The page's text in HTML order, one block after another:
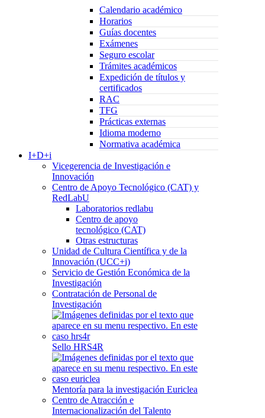
Calendario académico
Horarios
Guías docentes
Exámenes
Seguro escolar
Trámites académicos
Expedición de títulos y
certificados
RAC
TFG
Prácticas externas
Idioma moderno
Normativa académica
I+D+i
Vicegerencia de Investigación e
Innovación
Centro de Apoyo Tecnológico (CAT) y
RedLabU
Laboratorios redlabu
Centro de apoyo
tecnológico (CAT)
Otras estructuras
Unidad de Cultura Científica y de la
Innovación (UCC+i)
Servicio de Gestión Económica de la
Investigación
Contratación de Personal de
Investigación
Sello HRS4R
Mentoría para la investigación Euriclea
Centro de Atracción e
Internacionalización del Talento